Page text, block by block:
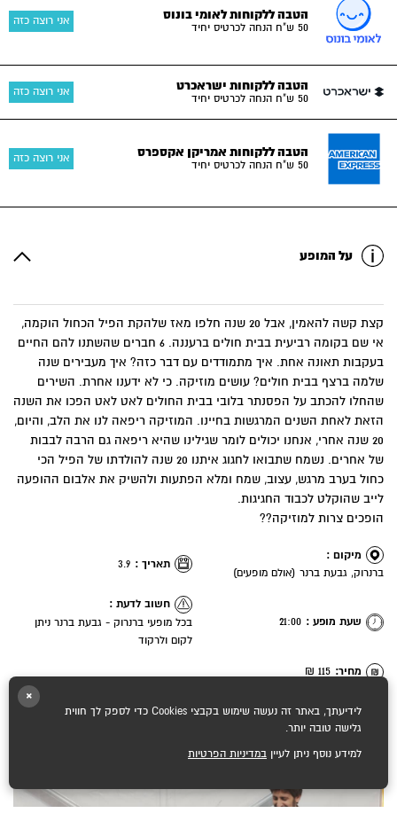
הטבה ללקוחות לאומי בונוס
50 ש"ח הנחה לכרטיס יחיד
אני רוצה כזה
הטבה ללקוחות ישראכרט
50 ש"ח הנחה לכרטיס יחיד
אני רוצה כזה
הטבה ללקוחות אמריקן אקספרס
50 ש"ח הנחה לכרטיס יחיד
אני רוצה כזה
על המופע
קצת קשה להאמין, אבל 20 שנה חלפו מאז שלהקת הפיל הכחול הוקמה,
אי שם בקומה רביעית בבית חולים ברעננה. 6 חברים שהשתנו להם החיים
בעקבות תאונה אחת. איך מתמודדים עם דבר כזה? איך מעבירים שנה
שלמה ברצף בבית חולים? עושים מוזיקה. כי לא ידענו אחרת. השירים
שהחלו להכתב על הפסנתר בלובי בבית החולים לאט לאט הפכו את השנה
הזאת לאחת השנים המרגשות בחיינו. המוזיקה ריפאה לנו את הלב, והיום,
20 שנה אחרי, אנחנו יכולים לומר שגילינו שהיא ריפאה גם הרבה לבבות
של אחרים. נשמח שתבואו לחגוג איתנו 20 שנה להולדתו של הפיל הכי
כחול בערב מרגש, עצוב, שמח ומלא הפתעות ולהשיק את אלבום ההופעה
לייב שהוקלט לכבוד החגיגות.
הופכים צרות למוזיקה??
מיקום :
ברנרוק, גבעת ברנר (אולם מופעים)
תאריך : 3.9
שעת מופע : 21:00
חשוב לדעת :
בכל מופעי ברנרוק - גבעת ברנר ניתן
לקום ולרקוד
מחיר: 115 ₪
×
לידיעתך, באתר זה נעשה שימוש בקבצי Cookies כדי לספק לך חווית
גלישה טובה יותר.
למידע נוסף ניתן לעיין במדיניות הפרטיות